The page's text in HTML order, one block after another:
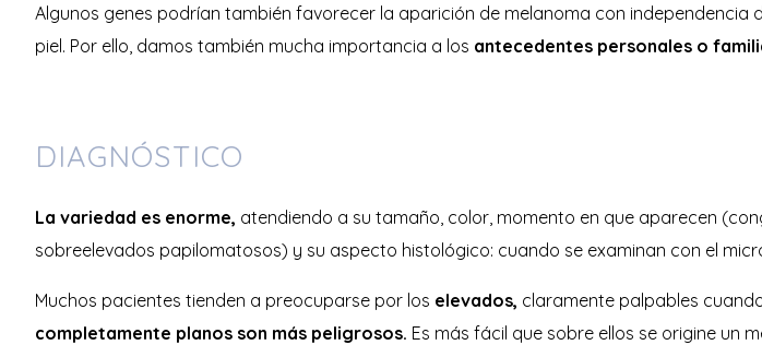
Algunos genes podrían también favorecer la aparición de melanoma con
piel. Por ello, damos también mucha importancia a los antecedentes personales o
DIAGNÓSTICO
La variedad es enorme, atendiendo a su tamaño, color, momento en que aparecen
sobreelevados papilomatosos) y su aspecto histológico: cuando se examinan con el
Muchos pacientes tienden a preocuparse por los elevados, claramente palpables
completamente planos son más peligrosos. Es más fácil que sobre ellos se origine un